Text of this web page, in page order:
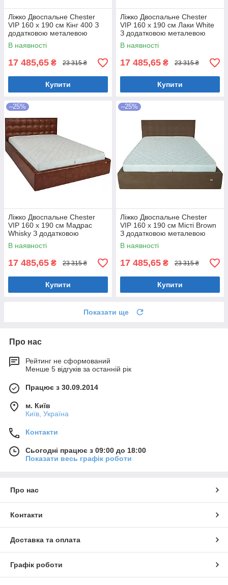
Ліжко Двоспальне Chester
VIP 160 х 190 см Кінг 400 З
додатковою металевою
цільнозварною рамою C1
Білий
В наявності
17 485,65 ₴ 23 315 ₴
Купити
Ліжко Двоспальне Chester
VIP 160 х 190 см Лаки White
З додатковою металевою
цільнозварною рамою Білий
В наявності
17 485,65 ₴ 23 315 ₴
Купити
–25%
Ліжко Двоспальне Chester
VIP 160 х 190 см Мадрас
Whisky З додатковою
металевою цільнозварною
рамою Коричневий
В наявності
17 485,65 ₴ 23 315 ₴
Купити
–25%
Ліжко Двоспальне Chester
VIP 160 х 190 см Місті Brown
З додатковою металевою
цільнозварною рамою
Коричневий
В наявності
17 485,65 ₴ 23 315 ₴
Купити
Показати ще
Про нас
Рейтинг не сформований
Менше 5 відгуків за останній рік
Працює з 30.09.2014
м. Київ
Київ, Україна
Контакти
Сьогодні працює з 09:00 до 18:00
Показати весь графік роботи
Про нас
Контакти
Доставка та оплата
Графік роботи